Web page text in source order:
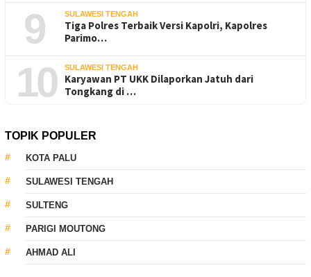
9 SULAWESI TENGAH
Tiga Polres Terbaik Versi Kapolri, Kapolres
Parimo…
10 SULAWESI TENGAH
Karyawan PT UKK Dilaporkan Jatuh dari
Tongkang di …
TOPIK POPULER
KOTA PALU
SULAWESI TENGAH
SULTENG
PARIGI MOUTONG
AHMAD ALI